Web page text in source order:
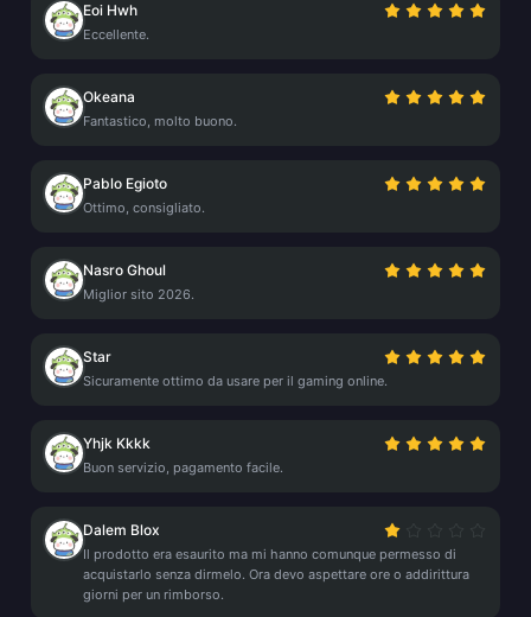
Eoi Hwh
Eccellente.
Okeana
Fantastico, molto buono.
Pablo Egioto
Ottimo, consigliato.
Nasro Ghoul
Miglior sito 2026.
Star
Sicuramente ottimo da usare per il gaming online.
Yhjk Kkkk
Buon servizio, pagamento facile.
Dalem Blox
Il prodotto era esaurito ma mi hanno comunque permesso di
acquistarlo senza dirmelo. Ora devo aspettare ore o addirittura
giorni per un rimborso.